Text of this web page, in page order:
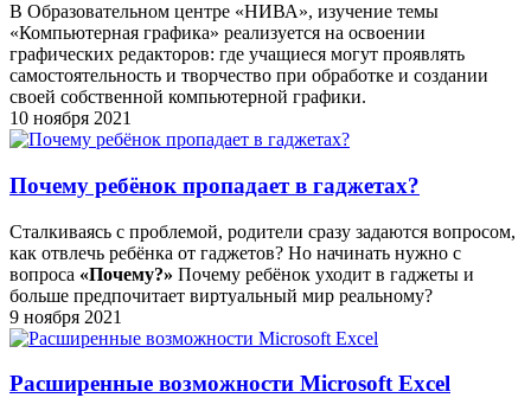
В Образовательном центре «НИВА», изучение темы
«Компьютерная графика» реализуется на освоении
графических редакторов: где учащиеся могут проявлять
самостоятельность и творчество при обработке и создании
своей собственной компьютерной графики.
10 ноября 2021
Почему ребёнок пропадает в гаджетах?
Сталкиваясь с проблемой, родители сразу задаются вопросом,
как отвлечь ребёнка от гаджетов? Но начинать нужно с
вопроса «Почему?» Почему ребёнок уходит в гаджеты и
больше предпочитает виртуальный мир реальному?
9 ноября 2021
Расширенные возможности Microsoft Excel